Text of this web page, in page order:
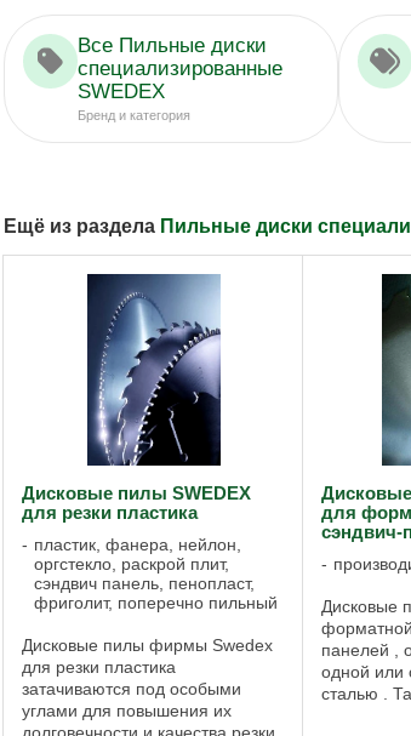
Все Пильные диски
специализированные
SWEDEX
Бренд и категория
Ещё из раздела Пильные диски
Дисковые пилы SWEDEX
для резки пластика
пластик, фанера, нейлон,
оргстекло, раскрой плит,
сэндвич панель, пенопласт,
фриголит, поперечно пильный
Дисковые пилы фирмы Swedex
для резки пластика
затачиваются под особыми
углами для повышения их
для
сэндвич-
Дисковые
панелей ,
одной или
сталью .